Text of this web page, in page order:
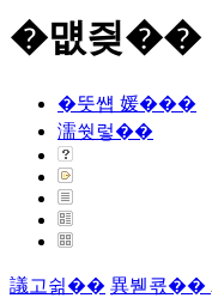
�먮즺��
�뚯썝 媛���
濡쒓렇��
議고쉶�� 異붿쿇��